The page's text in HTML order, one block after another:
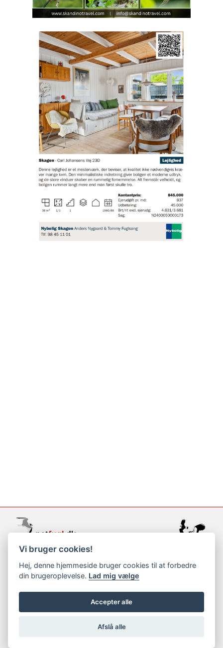
support@netfugl.dk
copyright © 2002-2023
Vi bruger cookies!
Hej, denne hjemmeside bruger cookies til at forbedre
din brugeroplevelse. Lad mig vælge
Accepter alle
Afslå alle